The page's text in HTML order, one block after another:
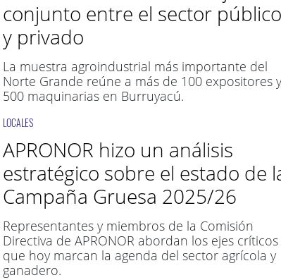
conjunto entre el sector público
y privado
La muestra agroindustrial más importante del
Norte Grande reúne a más de 100 expositores y
500 maquinarias en Burruyacú.
LOCALES
APRONOR hizo un análisis
estratégico sobre el estado de
Campaña Gruesa 2025/26
Representantes y miembros de la Comisión
Directiva de APRONOR abordan los ejes críticos
que hoy marcan la agenda del sector agrícola y
ganadero.